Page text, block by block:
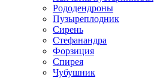
Рододендроны
Пузыреплодник
Сирень
Стефанандра
Форзиция
Спирея
Чубушник